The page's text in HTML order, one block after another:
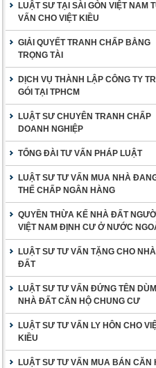
LUẬT SƯ TẠI SÀI GÒN VIỆT NAM
VẤN CHO VIỆT KIỀU
GIẢI QUYẾT TRANH CHẤP BẰNG
TRỌNG TÀI
DỊCH VỤ THÀNH LẬP CÔNG TY
GÓI TẠI TPHCM
LUẬT SƯ CHUYÊN TRANH CHẤP
DOANH NGHIỆP
TỔNG ĐÀI TƯ VẤN PHÁP LUẬT
LUẬT SƯ TƯ VẤN MUA NHÀ
THẾ CHẤP NGÂN HÀNG
QUYỀN THỪA KẾ NHÀ ĐẤT
VIỆT NAM ĐỊNH CƯ Ở NƯỚC
LUẬT SƯ TƯ VẤN TẶNG CHO NHÀ
ĐẤT
LUẬT SƯ TƯ VẤN ĐỨNG TÊN DÙM
NHÀ ĐẤT CĂN HỘ CHUNG CƯ
LUẬT SƯ TƯ VẤN LY HÔN CHO
KIỀU
LUẬT SƯ TƯ VẤN MUA BÁN CĂN